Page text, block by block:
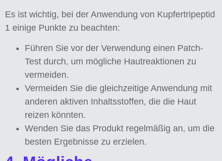
Es ist wichtig, bei der Anwendung von Kupfertripeptid
1 einige Punkte zu beachten:
Führen Sie vor der Verwendung einen Patch-
Test durch, um mögliche Hautreaktionen zu
vermeiden.
Vermeiden Sie die gleichzeitige Anwendung mit
anderen aktiven Inhaltsstoffen, die die Haut
reizen könnten.
Wenden Sie das Produkt regelmäßig an, um die
besten Ergebnisse zu erzielen.